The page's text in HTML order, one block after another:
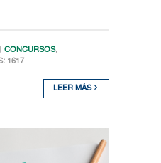
CONCURSOS,
1617
LEER MÁS